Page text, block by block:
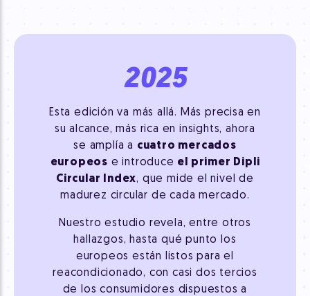
2025
Esta edición va más allá. Más precisa en
su alcance, más rica en insights, ahora
se amplía a cuatro mercados
europeos e introduce el primer Dipli
Circular Index, que mide el nivel de
madurez circular de cada mercado.
Nuestro estudio revela, entre otros
hallazgos, hasta qué punto los
europeos están listos para el
reacondicionado, con casi dos tercios
de los consumidores dispuestos a